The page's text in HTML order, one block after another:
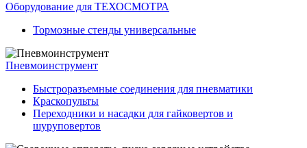
Оборудование для ТЕХОСМОТРА
Тормозные стенды универсальные
Пневмоинструмент
Быстроразъемные соединения для пневматики
Краскопульты
Переходники и насадки для гайковертов и
шуруповертов